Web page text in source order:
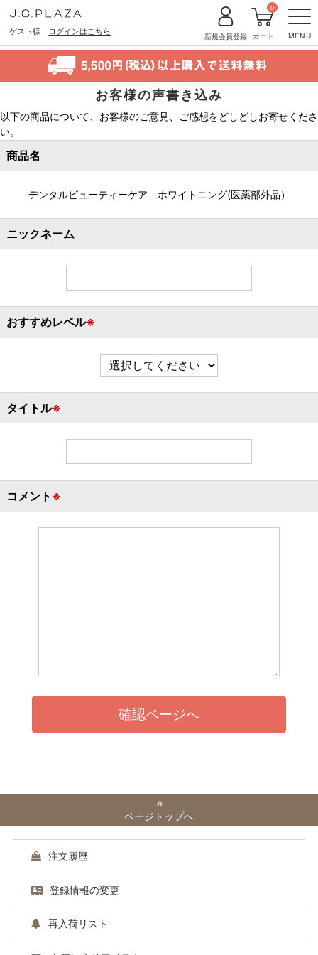
ゲスト様 ログインはこちら MENU
新規会員登録 カート
0
お客様の声書き込み
以下の商品について、お客様のご意見、ご感想をどしどしお寄せくださ
い。
商品名
デンタルビューティーケア ホワイトニング(医薬部外品）
ニックネーム
おすすめレベル※
タイトル※
コメント ※
ページトップへ
注文履歴
登録情報の変更
再入荷リスト